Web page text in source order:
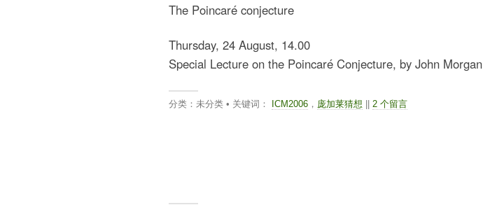
The Poincaré conjecture
Thursday, 24 August, 14.00
Special Lecture on the Poincaré Conjecture, by John Morgan
分类：未分类 • 关键词： ICM2006， 庞加莱猜想 2 个留言